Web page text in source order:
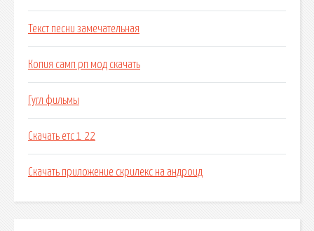
Текст песни замечательная
Копия самп рп мод скачать
Гугл фильмы
Скачать етс 1 22
Скачать приложение скрилекс на андроид